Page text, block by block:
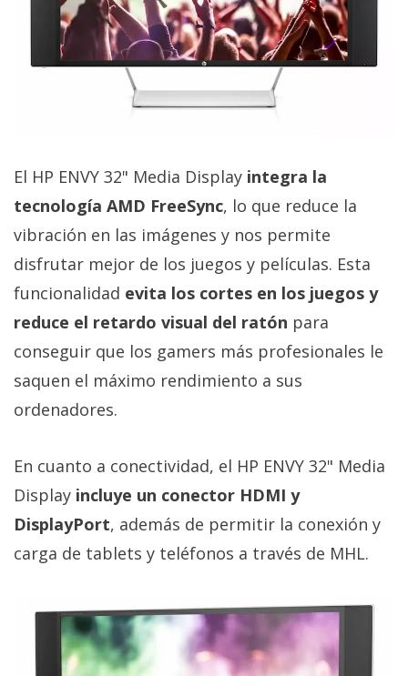
El HP ENVY 32" Media Display integra la
tecnología AMD FreeSync, lo que reduce la
vibración en las imágenes y nos permite
disfrutar mejor de los juegos y películas. Esta
funcionalidad evita los cortes en los juegos y
reduce el retardo visual del ratón para
conseguir que los gamers más profesionales le
saquen el máximo rendimiento a sus
ordenadores.
En cuanto a conectividad, el HP ENVY 32" Media
Display incluye un conector HDMI y
DisplayPort, además de permitir la conexión y
carga de tablets y teléfonos a través de MHL.